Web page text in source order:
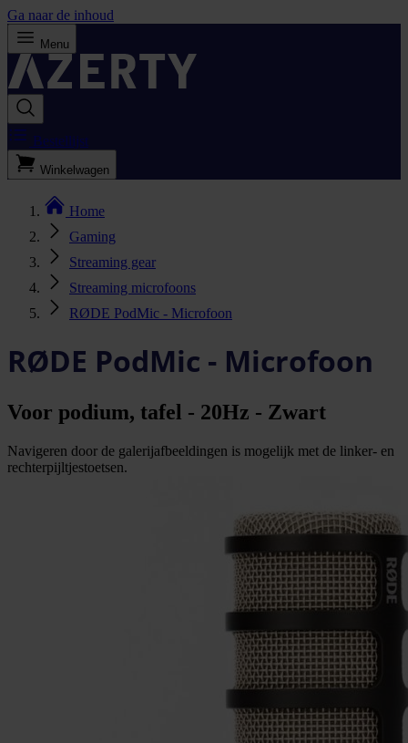
Ga naar de inhoud
Menu
Bestellijst
Winkelwagen
Home
Gaming
Streaming gear
Streaming microfoons
RØDE PodMic - Microfoon
RØDE PodMic - Microfoon
Voor podium, tafel - 20Hz - Zwart
Navigeren door de galerijafbeeldingen is mogelijk met de linker- en
rechterpijltjestoetsen.